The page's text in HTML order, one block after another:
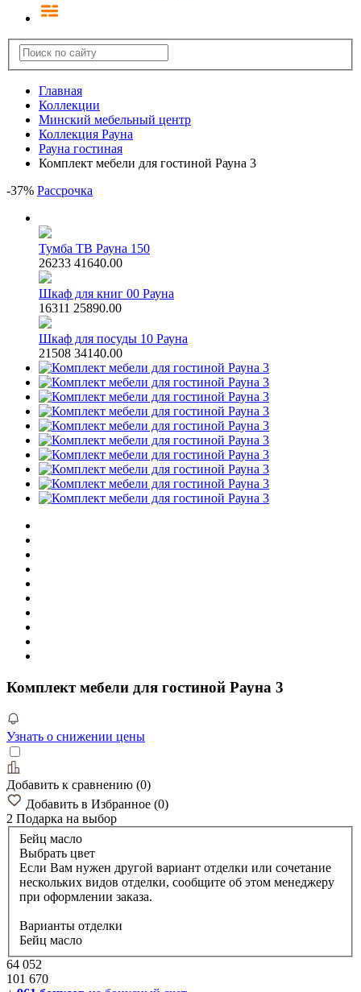
Главная
Коллекции
Минский мебельный центр
Коллекция Рауна
Рауна гостиная
Комплект мебели для гостиной Рауна 3
-37% Рассрочка
Тумба ТВ Рауна 150
26233 41640.00
Шкаф для книг 00 Рауна
16311 25890.00
Шкаф для посуды 10 Рауна
21508 34140.00
Комплект мебели для гостиной Рауна 3
Узнать о снижении цены
Добавить к сравнению (0)
Добавить в Избранное (0)
2 Подарка на выбор
Бейц масло
Выбрать цвет
Если Вам нужен другой вариант отделки или сочетание
нескольких видов отделки, сообщите об этом менеджеру
при оформлении заказа.
Варианты отделки
Бейц масло
64 052
101 670